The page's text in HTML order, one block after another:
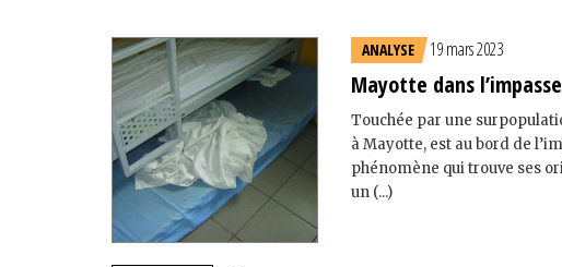
ANALYSE 19 mars 2023
Mayotte dans
Touchée par une
à Mayotte, est au bord de
phénomène qui trouve ses
un (...)